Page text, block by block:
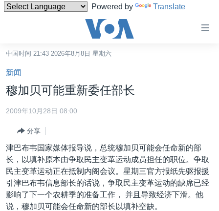
Powered by Translate
碍
链
接
跳
转
容
转
到
导
航
中国
港澳
国际
最新国际新闻
印太
中东
分类新闻
经济·金融·贸易
人权·法律·宗教
美中关系
热点专题
中国时间 21:43 2026年8月8日 星期六
新闻
穆加贝可能重新委任部长
2009年10月28日 08:00
分享
津巴布韦国家媒体报导说，总统穆加贝可能会任命新的部
长，以填补原本由争取民主变革运动成员担任的职位。争取
民主变革运动正在抵制内阁会议。星期三官方报纸先驱报援
引津巴布韦信息部长的话说，争取民主变革运动的缺席已经
影响了下一个农耕季的准备工作， 并且导致经济下滑。他
说，穆加贝可能会任命新的部长以填补空缺。